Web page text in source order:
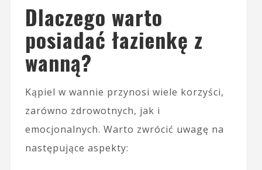
Dlaczego warto
posiadać łazienkę z
wanną?
Kąpiel w wannie przynosi wiele korzyści,
zarówno zdrowotnych, jak i
emocjonalnych. Warto zwrócić uwagę na
następujące aspekty: